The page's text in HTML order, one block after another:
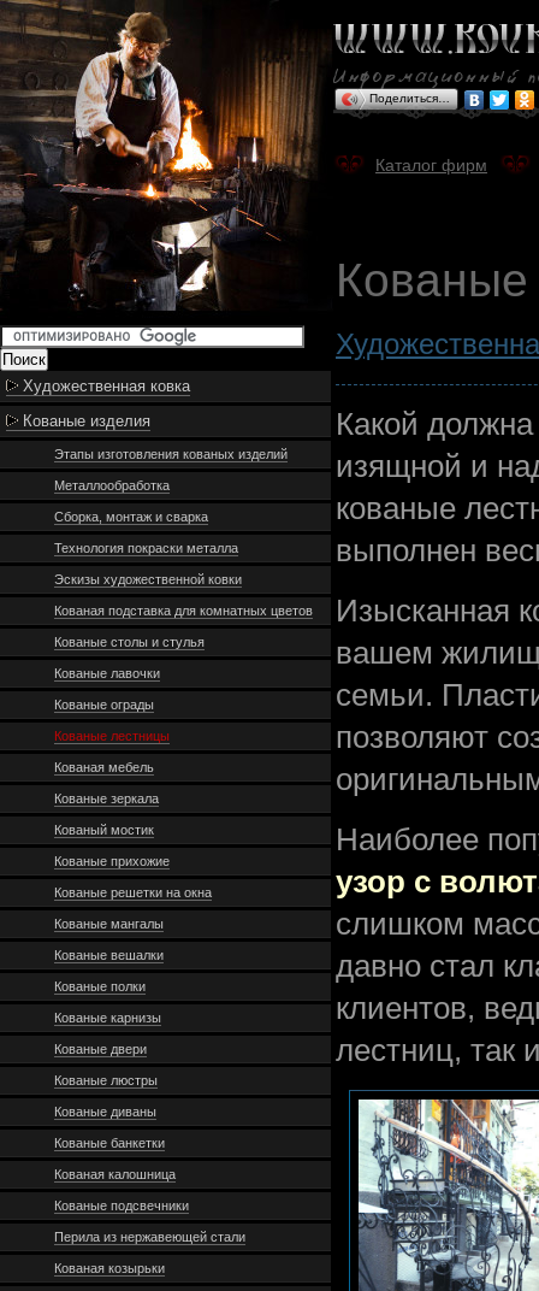
Художественная ковка
Кованые изделия
Этапы изготовления кованых изделий
Металлообработка
Сборка, монтаж и сварка
Технология покраски металла
Эскизы художественной ковки
Кованая подставка для комнатных цветов
Кованые столы и стулья
Кованые лавочки
Кованые ограды
Кованые лестницы
Кованая мебель
Кованые зеркала
Кованый мостик
Кованые прихожие
Кованые решетки на окна
Кованые мангалы
Кованые вешалки
Кованые полки
Кованые карнизы
Кованые двери
Кованые люстры
Кованые диваны
Кованые банкетки
Кованая калошница
Кованые подсвечники
Перила из нержавеющей стали
Кованая козырьки
Поделиться…
Каталог фирм
Какой
изящной и
кованые
выполнен
Изысканная
вашем
семьи.
позволяют
Наиболее
узор с
слишком
давно стал
клиентов,
лестниц, так